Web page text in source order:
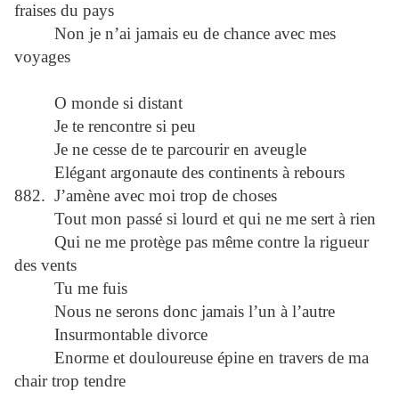
fraises du pays
Non je n’ai jamais eu de chance avec mes
voyages
O monde si distant
Je te rencontre si peu
Je ne cesse de te parcourir en aveugle
Elégant argonaute des continents à rebours
882. J’amène avec moi trop de choses
Tout mon passé si lourd et qui ne me sert à rien
Qui ne me protège pas même contre la rigueur
des vents
Tu me fuis
Nous ne serons donc jamais l’un à l’autre
Insurmontable divorce
Enorme et douloureuse épine en travers de ma
chair trop tendre